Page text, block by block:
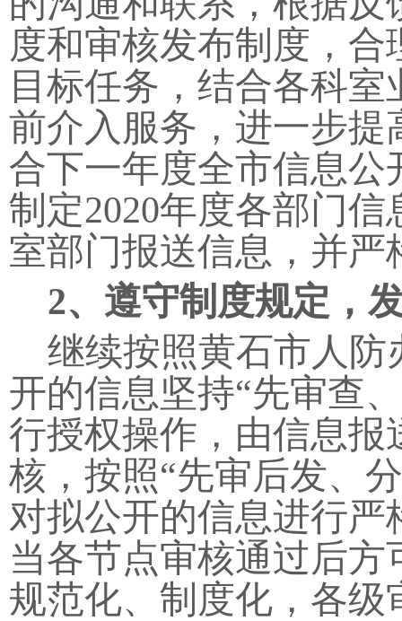
度和审核发布制度，
目标任务，结合各科
前介入服务，进一步
合下一年度全市信息
制定2020年度各部门
室部门报送信息，并严
2、遵守制度规定，
继续按照黄石市人
开的信息坚持“先审查
行授权操作，由信息
核，按照“先审后发、
对拟公开的信息进行
当各节点审核通过后
规范化、制度化，各